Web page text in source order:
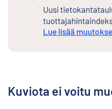
Uusi
Lue lisää
Kuviota ei voitu